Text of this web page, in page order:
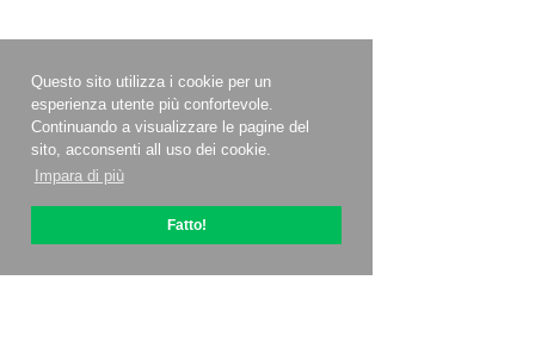
Questo sito utilizza i cookie per un
esperienza utente più confortevole.
Continuando a visualizzare le pagine del
sito, acconsenti all uso dei cookie.
Impara di più
Fatto!